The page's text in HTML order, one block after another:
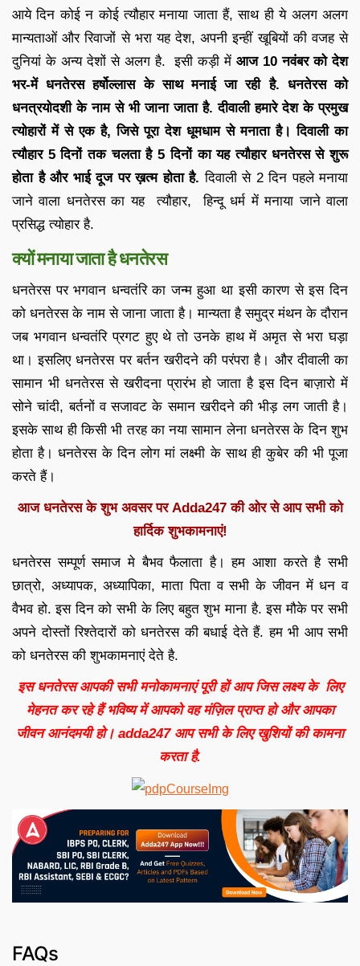
आये दिन कोई न कोई त्यौहार मनाया जाता हैं, साथ ही ये अलग अलग
मान्यताओं और रिवाजों से भरा यह देश, अपनी इन्हीं खूबियों की वजह से
दुनियां के अन्य देशों से अलग है. इसी कड़ी मेंआज 10 नवंबर को देश
भर-में धनतेरस हर्षोल्लास के साथ मनाई जा रही है. धनतेरस को
धनत्रयोदशी के नाम से भी जाना जाता है. दीवाली हमारे देश के प्रमुख
त्योहारों में से एक है, जिसे पूरा देश धूमधाम से मनाता है। दिवाली का
त्यौहार 5 दिनों तक चलता है 5 दिनों का यह त्यौहार धनतेरस से शुरू
होता है और भाई दूज पर ख़त्म होता है. दिवाली से 2 दिन पहले मनाया
जाने वाला धनतेरस का यह त्यौहार, हिन्दू धर्म में मनाया जाने वाला
प्रसिद्ध त्योहार है.
क्यों मनाया जाता है धनतेरस
धनतेरस पर भगवान धन्वतंरि का जन्म हुआ था इसी कारण से इस दिन
को धनतेरस के नाम से जाना जाता है। मान्यता है समुद्र मंथन के दौरान
जब भगवान धन्वतंरि प्रगट हुए थे तो उनके हाथ में अमृत से भरा घड़ा
था। इसलिए धनतेरस पर बर्तन खरीदने की परंपरा है। और दीवाली का
सामान भी धनतेरस से खरीदना प्रारंभ हो जाता है इस दिन बाज़ारो में
सोने चांदी, बर्तनों व सजावट के समान खरीदने की भीड़ लग जाती है।
इसके साथ ही किसी भी तरह का नया सामान लेना धनतेरस के दिन शुभ
होता है। धनतेरस के दिन लोग मां लक्ष्मी के साथ ही कुबेर की भी पूजा
करते हैं।
आज धनतेरस के शुभ अवसर पर Adda247 की ओर से आप सभी को
हार्दिक शुभकामनाएं!
धनतेरस सम्पूर्ण समाज मे बैभव फैलाता है। हम आशा करते है सभी
छात्रो, अध्यापक, अध्यापिका, माता पिता व सभी के जीवन में धन व
वैभव हो. इस दिन को सभी के लिए बहुत शुभ माना है. इस मौके पर सभी
अपने दोस्तों रिश्तेदारों को धनतेरस की बधाई देते हैं. हम भी आप सभी
को धनतेरस की शुभकामनाएं देते है.
इस धनतेरस आपकी सभी मनोकामनाएं पूरी हों आप जिस लक्ष्य के लिए
मेहनत कर रहे हैं भविष्य में आपको वह मंज़िल प्राप्त हो और आपका
जीवन आनंदमयी हो। adda247 आप सभी के लिए खुशियों की कामना
करता है.
FAQs